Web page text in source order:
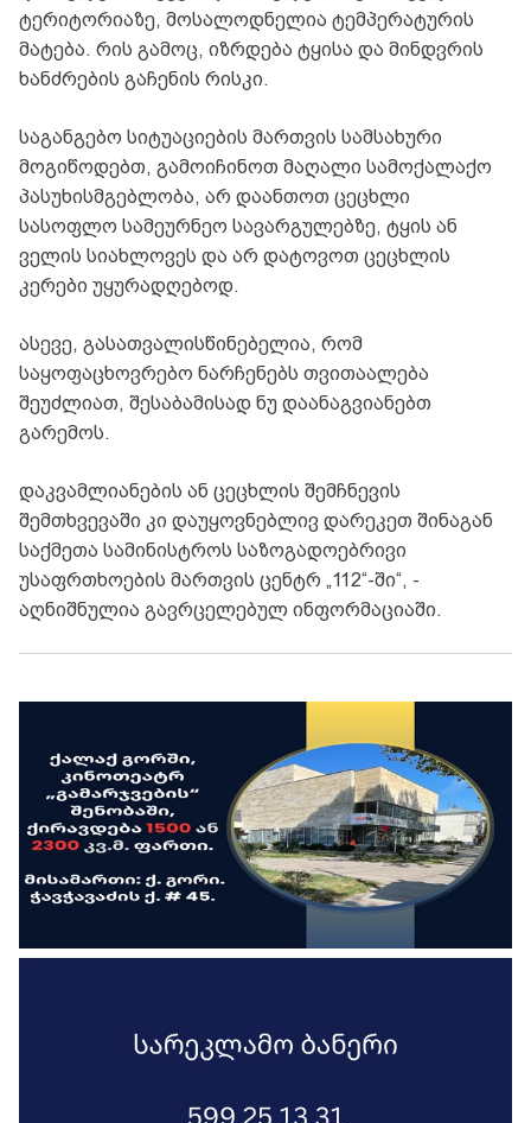
ტერიტორიაზე, მოსალოდნელია ტემპერატურის
მატება. რის გამოც, იზრდება ტყისა და მინდვრის
ხანძრების გაჩენის რისკი.
საგანგებო სიტუაციების მართვის სამსახური
მოგიწოდებთ, გამოიჩინოთ მაღალი სამოქალაქო
პასუხისმგებლობა, არ დაანთოთ ცეცხლი
სასოფლო სამეურნეო სავარგულებზე, ტყის ან
ველის სიახლოვეს და არ დატოვოთ ცეცხლის
კერები უყურადღებოდ.
ასევე, გასათვალისწინებელია, რომ
საყოფაცხოვრებო ნარჩენებს თვითაალება
შეუძლიათ, შესაბამისად ნუ დაანაგვიანებთ
გარემოს.
დაკვამლიანების ან ცეცხლის შემჩნევის
შემთხვევაში კი დაუყოვნებლივ დარეკეთ შინაგან
საქმეთა სამინისტროს საზოგადოებრივი
უსაფრთხოების მართვის ცენტრ „112“-ში“, -
აღნიშნულია გავრცელებულ ინფორმაციაში.